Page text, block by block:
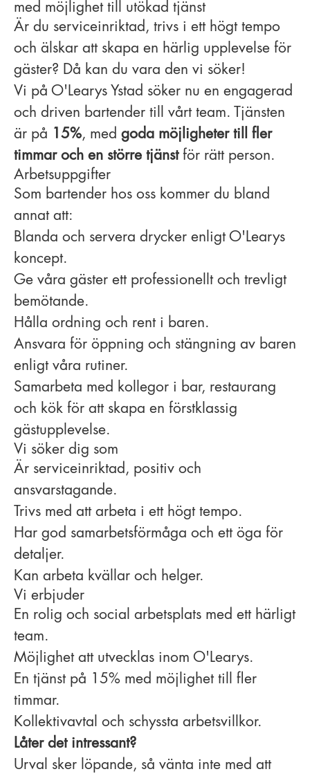
med möjlighet till utökad tjänst
Är du serviceinriktad, trivs i ett högt tempo
och älskar att skapa en härlig upplevelse för
gäster? Då kan du vara den vi söker!
Vi på O'Learys Ystad söker nu en engagerad
och driven bartender till vårt team. Tjänsten
är på
15%, med goda möjligheter till fler
timmar och en större tjänstför rätt person.
Arbetsuppgifter
Som bartender hos oss kommer du bland
annat att:
Blanda och servera drycker enligt O'Learys
koncept.
Ge våra gäster ett professionellt och trevligt
bemötande.
Hålla ordning och rent i baren.
Ansvara för öppning och stängning av baren
enligt våra rutiner.
Samarbeta med kollegor i bar, restaurang
och kök för att skapa en förstklassig
gästupplevelse.
Vi söker dig som
Är serviceinriktad, positiv och
ansvarstagande.
Trivs med att arbeta i ett högt tempo.
Har god samarbetsförmåga och ett öga för
detaljer.
Kan arbeta kvällar och helger.
Vi erbjuder
En rolig och social arbetsplats med ett härligt
team.
Möjlighet att utvecklas inom O'Learys.
En tjänst på 15% med möjlighet till fler
timmar.
Kollektivavtal och schyssta arbetsvillkor.
Låter det intressant?
Urval sker löpande, så vänta inte med att